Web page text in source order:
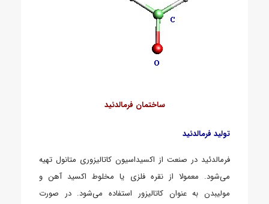
ساختمان فرمالدئید
تولید فرمالدئید
فرمالدئید در صنعت از اکسیداسیون کاتالیزوری متانول تهیه
می‌شود. معمولا از نقره فلزی یا مخلوط اکسید آهن و
مولیبدن به عنوان کاتالیزور استفاده می‌شود. در صورت